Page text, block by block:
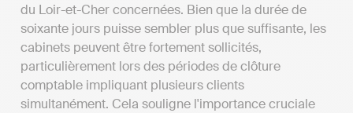
du Loir-et-Cher concernées. Bien que la durée de
soixante jours puisse sembler plus que suffisante, les
cabinets peuvent être fortement sollicités,
particulièrement lors des périodes de clôture
comptable impliquant plusieurs clients
simultanément. Cela souligne l'importance cruciale